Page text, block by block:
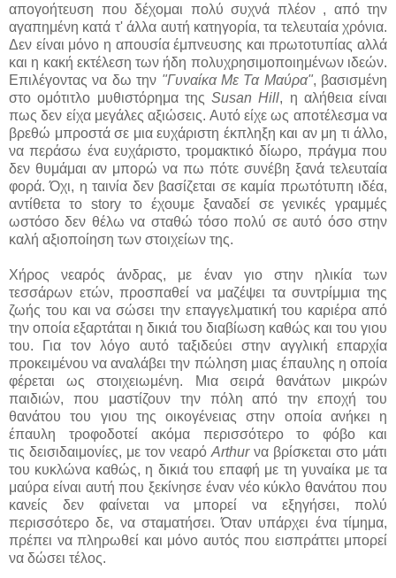
απογοήτευση που δέχομαι πολύ συχνά πλέον , από την
αγαπημένη κατά τ' άλλα αυτή κατηγορία, τα τελευταία χρόνια.
Δεν είναι μόνο η απουσία έμπνευσης και πρωτοτυπίας αλλά
και η κακή εκτέλεση των ήδη πολυχρησιμοποιημένων ιδεών.
Επιλέγοντας να δω την "Γυναίκα Με Τα Μαύρα", βασισμένη
στο ομότιτλο μυθιστόρημα της Susan Hill, η αλήθεια είναι
πως δεν είχα μεγάλες αξιώσεις. Αυτό είχε ως αποτέλεσμα να
βρεθώ μπροστά σε μια ευχάριστη έκπληξη και αν μη τι άλλο,
να περάσω ένα ευχάριστο, τρομακτικό δίωρο, πράγμα που
δεν θυμάμαι αν μπορώ να πω πότε συνέβη ξανά τελευταία
φορά. Όχι, η ταινία δεν βασίζεται σε καμία πρωτότυπη ιδέα,
αντίθετα το story το έχουμε ξαναδεί σε γενικές γραμμές
ωστόσο δεν θέλω να σταθώ τόσο πολύ σε αυτό όσο στην
καλή αξιοποίηση των στοιχείων της.
Χήρος νεαρός άνδρας, με έναν γιο στην ηλικία των
τεσσάρων ετών, προσπαθεί να μαζέψει τα συντρίμμια της
ζωής του και να σώσει την επαγγελματική του καριέρα από
την οποία εξαρτάται η δικιά του διαβίωση καθώς και του γιου
του. Για τον λόγο αυτό ταξιδεύει στην αγγλική επαρχία
προκειμένου να αναλάβει την πώληση μιας έπαυλης η οποία
φέρεται ως στοιχειωμένη. Μια σειρά θανάτων μικρών
παιδιών, που μαστίζουν την πόλη από την εποχή του
θανάτου του γιου της οικογένειας στην οποία ανήκει η
έπαυλη τροφοδοτεί ακόμα περισσότερο το φόβο και
τις δεισιδαιμονίες, με τον νεαρό Arthurνα βρίσκεται στο μάτι
του κυκλώνα καθώς, η δικιά του επαφή με τη γυναίκα με τα
μαύρα είναι αυτή που ξεκίνησε έναν νέο κύκλο θανάτου που
κανείς δεν φαίνεται να μπορεί να εξηγήσει, πολύ
περισσότερο δε, να σταματήσει. Όταν υπάρχει ένα τίμημα,
πρέπει να πληρωθεί και μόνο αυτός που εισπράττει μπορεί
να δώσει τέλος.